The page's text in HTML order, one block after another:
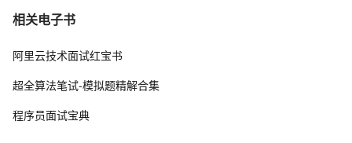
相关电子书
阿里云技术面试红宝书
超全算法笔试-模拟题精解合集
程序员面试宝典